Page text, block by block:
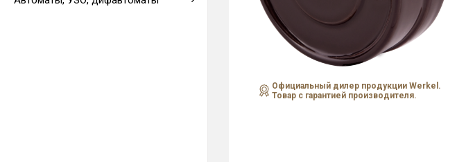
Официальный дилер продукции Werkel.
Товар с гарантией производителя.